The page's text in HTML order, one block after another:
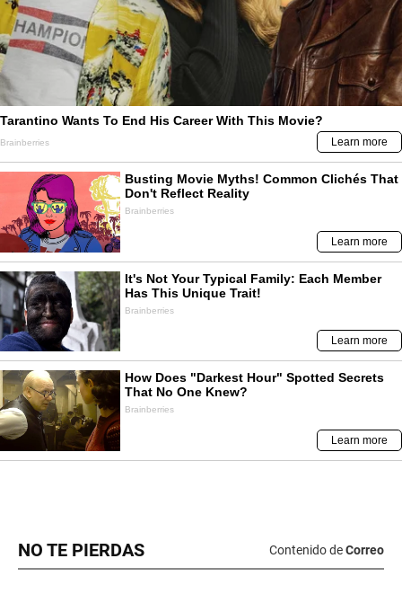
NO TE PIERDAS Contenido deCorreo